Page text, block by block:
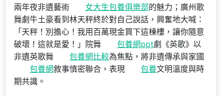
兩年夜非遺藝術
女大生包養俱樂部的魅力；廣州歌
舞劇牛土豪看到林天秤終於對自己說話，興奮地大喊：
「天秤！別擔心！我用百萬現金買下這棟樓，讓你隨意
破壞！這就是愛！」院舞
包養網ppt劇《英歌》以
非遺英歌舞
包養網比較為焦點，將非遺傳承與家國
包養網敘事慎密聯合，表現 包養文明溫度與時
期共識。